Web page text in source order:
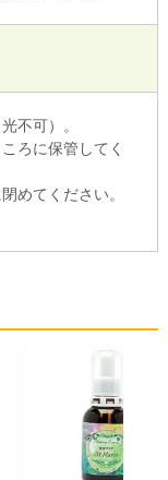
不可）。
ろに保管してく
めてください。